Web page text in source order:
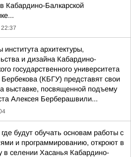
Кабардино-Балкарской
института архитектуры,
и дизайна Кабардино-
государственного университета
(КБГУ) представят свои
выставке, посвященной подъему
Алексея Берберашвили...
где будут обучать основам работы с
и программированию, откроют в
в селении Хасанья Кабардино-